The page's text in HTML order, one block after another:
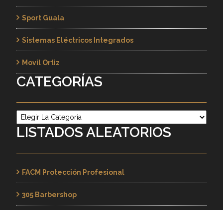
Sport Guala
Sistemas Eléctricos Integrados
Movil Ortiz
CATEGORÍAS
Categorías
LISTADOS ALEATORIOS
FACM Protección Profesional
305 Barbershop